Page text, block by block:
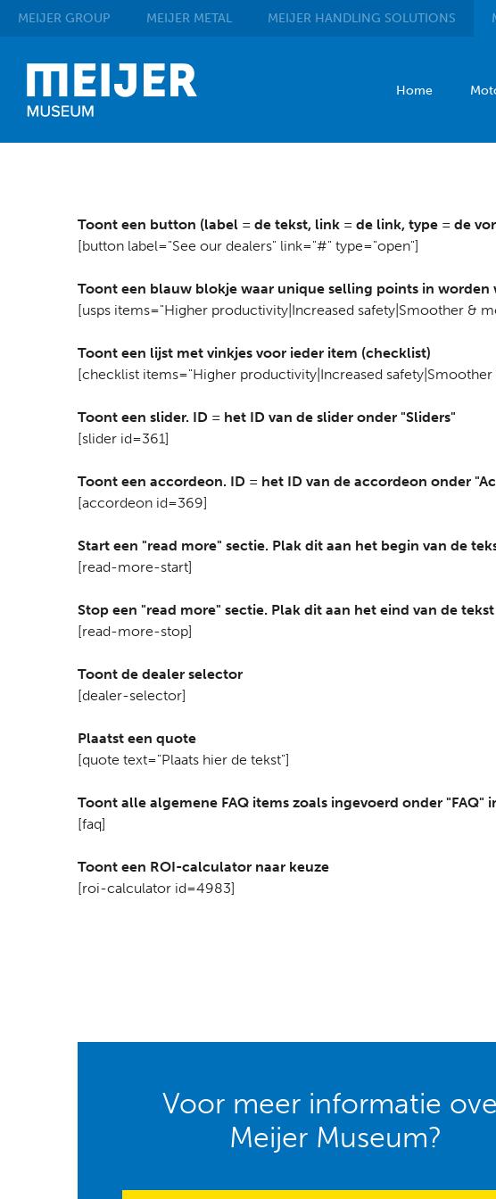
MEIJER GROUP MEIJER METAL MEIJER HANDLING SOLUTIONS
Home
Toont een button (label = de tekst, link = de link, type = de
[button label="See our dealers" link="#" type="open"]
Toont een blauw blokje waar unique selling points in worden
[usps items="Higher productivity|Increased safety|Smoother &
Toont een lijst met vinkjes voor ieder item (checklist)
[checklist items="Higher productivity|Increased
Toont een slider. ID = het ID van de slider onder "Sliders"
[slider id=361]
Toont een accordeon. ID = het ID van de accordeon onder
[accordeon id=369]
Start een "read more" sectie. Plak dit aan het begin van de
[read-more-start]
Stop een "read more" sectie. Plak dit aan het eind van de
[read-more-stop]
Toont de dealer selector
[dealer-selector]
Plaatst een quote
[quote text="Plaats hier de tekst"]
Toont alle algemene FAQ items zoals ingevoerd onder "FAQ"
[faq]
Toont een ROI-calculator naar keuze
[roi-calculator id=4983]
Voor meer informatie
Meijer Museum?